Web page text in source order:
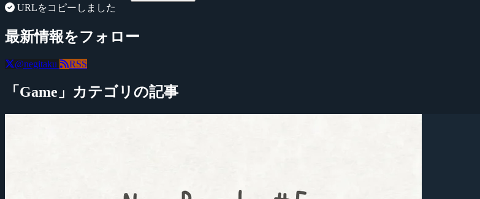
URLをコピーしました
最新情報をフォロー
@negitaku RSS
「Game」カテゴリの記事